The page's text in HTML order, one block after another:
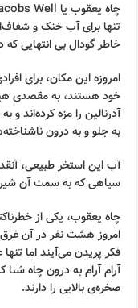
تنها برای آب خنک و
خاطر گودال بی انتهایی
امروزه این مکان، برای
خود هستند، به مقصدی
آدرنالین را مزه کرده‌اند
به جلو و به درون
آب این استخر طبیعی،
سیاهی که به سمت آن
چاه یعقوب، یکی از
امروز هشت نفر در آن غرق
فکر پریدن می‌آیند اما
آرام آرام به درون چاه
صخره‌ی بالایی را دارند.